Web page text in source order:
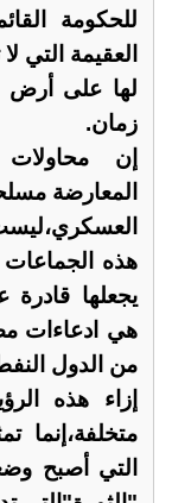
للحكومة
العقيمة
لها على أرض
زمان.
المعارضة
هذه
يجعلها
هي ادعاءات
من الدول
إزاء هذه
متخلفة،إنما
التي أصبح